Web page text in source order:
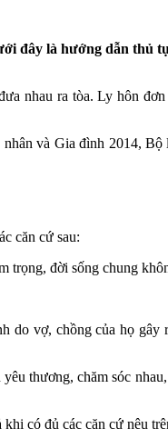
đây là hướng dẫn thủ
nhau ra tòa. Ly hôn
và Gia đình 2014,
căn cứ sau:
trọng, đời sống chung
do vợ, chồng của họ gây
thương, chăm sóc
có đủ các căn cứ nêu